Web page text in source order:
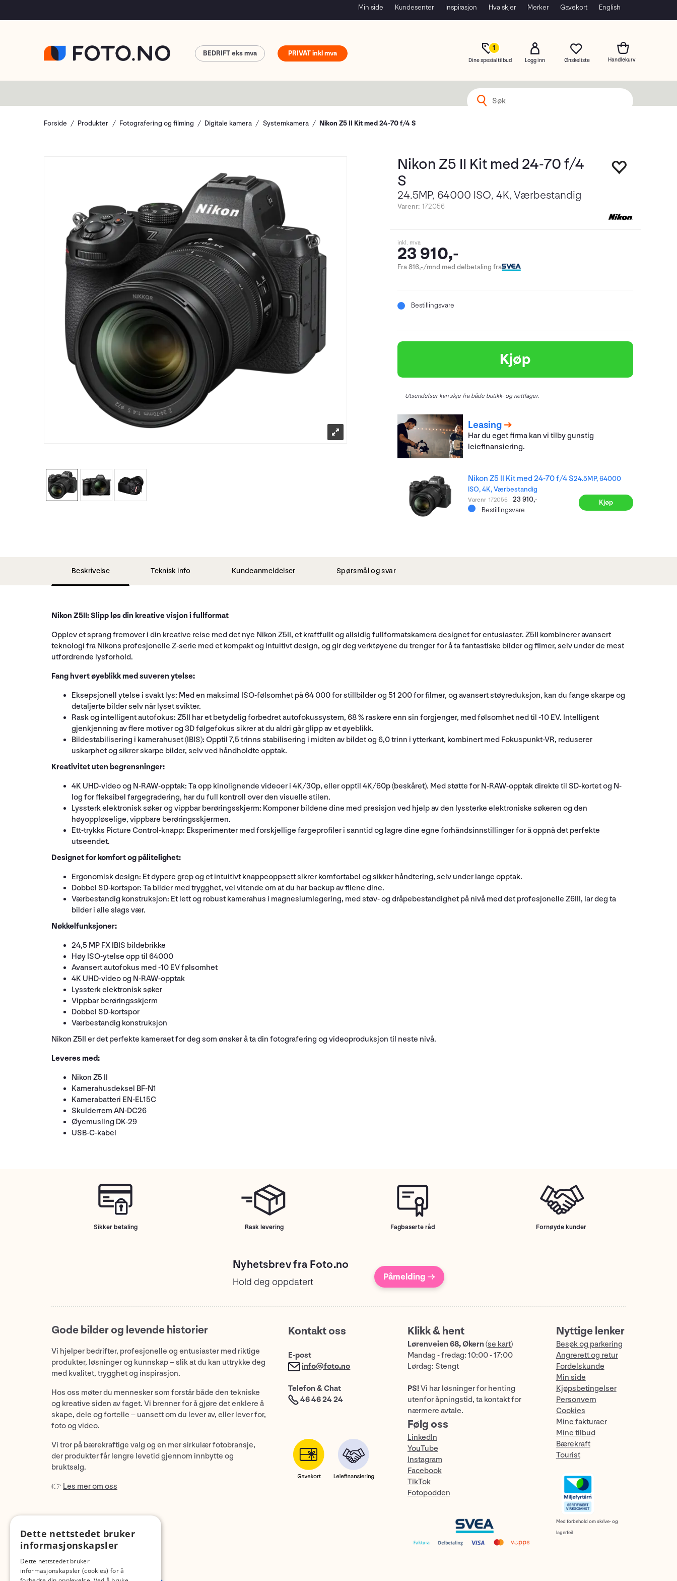
Min side Kundesenter Inspirasjon Hva skjer Merker Gavekort English
1
Dine spesialtilbud Logg inn
PRIVAT
BEDRIFT
Forside Produkter Fotografering og filming Digitale kamera Systemkamera Nikon Z5 II Kit med 24-70 f/4 S
Nikon Z5 II Kit med 24-70 f/4
S
24.5MP, 64000 ISO, 4K, Værbestandig
Varenr: 172056
inkl. mva
23 910,-
Fra 816,-/mnd med delbetaling fra
Bestillingsvare
Kjøp
Utsendelser kan skje fra både butikk- og nettlager.
Leasing
Har du eget firma kan vi tilby gunstig
leiefinansiering.
Nikon Z5 II Kit med 24-70 f/4 S24.5MP, 64000
ISO, 4K, Værbestandig
Varenr 172056 23 910,-
Bestillingsvare
Beskrivelse Teknisk info Kundeanmeldelser Spørsmål og svar
Nikon Z5II: Slipp løs din kreative visjon i fullformat
Opplev et sprang fremover i din kreative reise med det nye Nikon Z5II, et kraftfullt og allsidig fullformatskamera designet for entusiaster. Z5II kombinerer avansert
teknologi fra Nikons profesjonelle Z-serie med et kompakt og intuitivt design, og gir deg verktøyene du trenger for å ta fantastiske bilder og filmer, selv under de mest
utfordrende lysforhold.
Fang hvert øyeblikk med suveren ytelse:
Eksepsjonell ytelse i svakt lys: Med en maksimal ISO-følsomhet på 64 000 for stillbilder og 51 200 for filmer, og avansert støyreduksjon, kan du fange skarpe og
detaljerte bilder selv når lyset svikter.
Rask og intelligent autofokus: Z5II har et betydelig forbedret autofokussystem, 68 % raskere enn sin forgjenger, med følsomhet ned til -10 EV. Intelligent
gjenkjenning av flere motiver og 3D følgefokus sikrer at du aldri går glipp av et øyeblikk.
Bildestabilisering i kamerahuset (IBIS): Opptil 7,5 trinns stabilisering i midten av bildet og 6,0 trinn i ytterkant, kombinert med Fokuspunkt-VR, reduserer
uskarphet og sikrer skarpe bilder, selv ved håndholdte opptak.
Kreativitet uten begrensninger:
4K UHD-video og N-RAW-opptak: Ta opp kinolignende videoer i 4K/30p, eller opptil 4K/60p (beskåret). Med støtte for N-RAW-opptak direkte til SD-kortet og N-
log for fleksibel fargegradering, har du full kontroll over den visuelle stilen.
Lyssterk elektronisk søker og vippbar berøringsskjerm: Komponer bildene dine med presisjon ved hjelp av den lyssterke elektroniske søkeren og den
høyoppløselige, vippbare berøringsskjermen.
Ett-trykks Picture Control-knapp: Eksperimenter med forskjellige fargeprofiler i sanntid og lagre dine egne forhåndsinnstillinger for å oppnå det perfekte
utseendet.
Designet for komfort og pålitelighet:
Ergonomisk design: Et dypere grep og et intuitivt knappeoppsett sikrer komfortabel og sikker håndtering, selv under lange opptak.
Dobbel SD-kortspor: Ta bilder med trygghet, vel vitende om at du har backup av filene dine.
Værbestandig konstruksjon: Et lett og robust kamerahus i magnesiumlegering, med støv- og dråpebestandighet på nivå med det profesjonelle Z6III, lar deg ta
bilder i alle slags vær.
Nøkkelfunksjoner:
24,5 MP FX IBIS bildebrikke
Høy ISO-ytelse opp til 64000
Avansert autofokus med -10 EV følsomhet
4K UHD-video og N-RAW-opptak
Lyssterk elektronisk søker
Vippbar berøringsskjerm
Dobbel SD-kortspor
Værbestandig konstruksjon
Nikon Z5II er det perfekte kameraet for deg som ønsker å ta din fotografering og videoproduksjon til neste nivå.
Leveres med:
Nikon Z5 II
Kamerahusdeksel BF-N1
Kamerabatteri EN-EL15C
Skulderrem AN-DC26
Øyemusling DK-29
USB-C-kabel
Sikker betaling Rask levering Fagbaserte råd Fornøyde kunder
Nyhetsbrev fra Foto.no
Hold deg oppdatert Påmelding →
Gode bilder og levende historier
Vi hjelper bedrifter, profesjonelle og entusiaster med riktige
produkter, løsninger og kunnskap – slik at du kan uttrykke deg
med kvalitet, trygghet og inspirasjon.
Hos oss møter du mennesker som forstår både den tekniske
og kreative siden av faget. Vi brenner for å gjøre det enklere å
skape, dele og fortelle – uansett om du lever av, eller lever for,
foto og video.
Vi tror på bærekraftige valg og en mer sirkulær fotobransje,
der produkter får lengre levetid gjennom innbytte og
bruktsalg.
👉 Les mer om oss
Kontakt oss
E-post
info@foto.no
Telefon & Chat
46 46 24 24
Klikk & hent
Lørenveien 68, Økern (se kart)
Mandag - fredag: 10:00 - 17:00
Lørdag: Stengt
PS!Vi har løsninger for henting
utenfor åpningstid, ta kontakt for
nærmere avtale.
Følg oss
LinkedIn
YouTube
Instagram
Facebook
TikTok
Fotopodden
Nyttige lenker
Besøk og parkering
Angrerett og retur
Fordelskunde
Min side
Kjøpsbetingelser
Personvern
Cookies
Mine fakturaer
Mine tilbud
Bærekraft
Tourist
Med forbehold om skrive- og
lagerfeil
Dette nettstedet bruker
informasjonskapsler
Dette nettstedet bruker
informasjonskapsler (cookies) for å